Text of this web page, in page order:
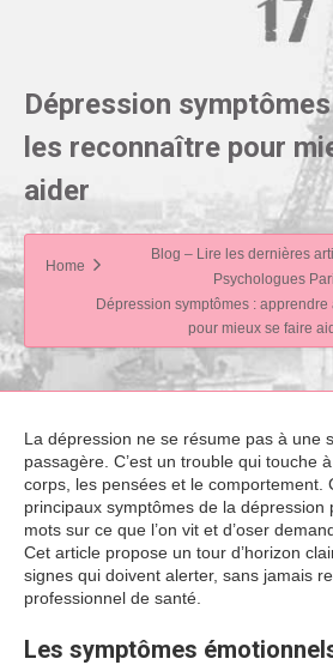
Dépression
les reconnaître pour
aider
Home
Blog – Lire les dernières
Psychologues
Dépression symptômes : apprendre
pour mieux se faire
La dépression ne se résume pas à une
passagère. C’est un trouble qui touche
corps, les pensées et le comportement.
principaux symptômes de la dépression
mots sur ce que l’on vit et d’oser
Cet article propose un tour d’horizon
signes qui doivent alerter, sans jamais
professionnel de santé.
Les symptômes